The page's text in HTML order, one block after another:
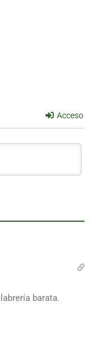
Acceso
barata.